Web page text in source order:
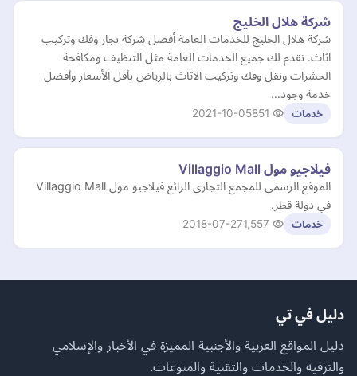
شركة هلال الخليج
شركة هلال الخليج للخدمات العامة أفضل شركة نجار وفك وتركيب
اثاث. نقدم لك جميع الخدمات العامة مثل التنظيف ومكافحة
الحشرات ونقل وفك وتركيب الاثاث بالرياض بأقل الأسعار وأفضل
خدمة وجود…
خدمات 2021-10-05
فيلاجيو مول Villaggio Mall
الموقع الرسمي للمجمع التجاري الرائع فيلاجيو مول Villaggio Mall
في دولة قطر.
خدمات 2018-07-27
دليل في تي
دليل المواقع العربية والأجنبية المميزة في الأخبار والإسلامي
والترفيه والخدمات والتقنية والمنوعات.